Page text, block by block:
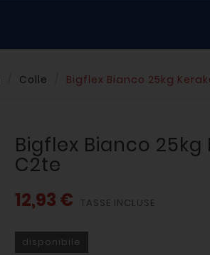
Colle Bigflex Bianco 25kg
Bigflex Bianco 25kg
C2te
12,93 € TASSE INCLUSE
disponibile